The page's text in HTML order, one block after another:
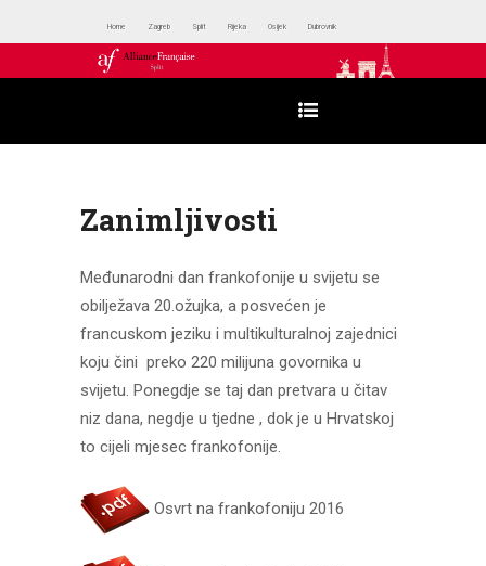
Home Zagreb Split Rijeka Osijek Dubrovnik
Zanimljivosti
Međunarodni dan frankofonije u svijetu se
obilježava 20.ožujka, a posvećen je
francuskom jeziku i multikulturalnoj zajednici
koju čini preko 220 milijuna govornika u
svijetu. Ponegdje se taj dan pretvara u čitav
niz dana, negdje u tjedne , dok je u Hrvatskoj
to cijeli mjesec frankofonije.
Osvrt na frankofoniju 2016